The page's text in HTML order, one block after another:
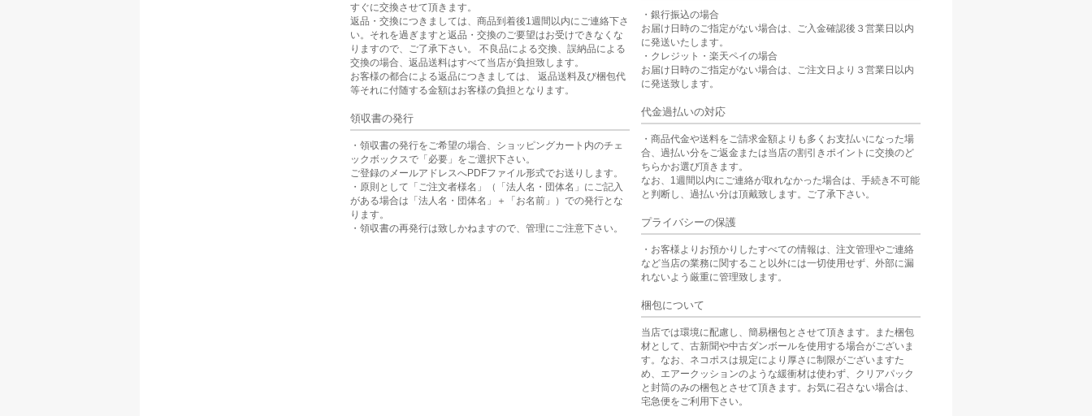
すぐに交換させて頂きます。
返品・交換につきましては、商品到着後1週間以内にご連絡下さ
い。それを過ぎますと返品・交換のご要望はお受けできなくな
りますので、ご了承下さい。 不良品による交換、誤納品による
交換の場合、返品送料はすべて当店が負担致します。
お客様の都合による返品につきましては、 返品送料及び梱包代
等それに付随する金額はお客様の負担となります。
領収書の発行
・領収書の発行をご希望の場合、ショッピングカート内のチェ
ックボックスで「必要」をご選択下さい。
ご登録のメールアドレスへPDFファイル形式でお送りします。
・原則として「ご注文者様名」（「法人名・団体名」にご記入
がある場合は「法人名・団体名」＋「お名前」）での発行とな
ります。
・領収書の再発行は致しかねますので、管理にご注意下さい。
・銀行振込の場合
お届け日時のご指定がない場合は、ご入金確認後３営業日以内
に発送いたします。
・クレジット・楽天ペイの場合
お届け日時のご指定がない場合は、ご注文日より３営業日以内
に発送致します。
代金過払いの対応
・商品代金や送料をご請求金額よりも多くお支払いになった場
合、過払い分をご返金または当店の割引きポイントに交換のど
ちらかお選び頂きます。
なお、1週間以内にご連絡が取れなかった場合は、手続き不可能
と判断し、過払い分は頂戴致します。ご了承下さい。
プライバシーの保護
・お客様よりお預かりしたすべての情報は、注文管理やご連絡
など当店の業務に関すること以外には一切使用せず、外部に漏
れないよう厳重に管理致します。
梱包について
当店では環境に配慮し、簡易梱包とさせて頂きます。また梱包
材として、古新聞や中古ダンボールを使用する場合がございま
す。なお、ネコポスは規定により厚さに制限がございますた
め、エアークッションのような緩衝材は使わず、クリアパック
と封筒のみの梱包とさせて頂きます。お気に召さない場合は、
宅急便をご利用下さい。